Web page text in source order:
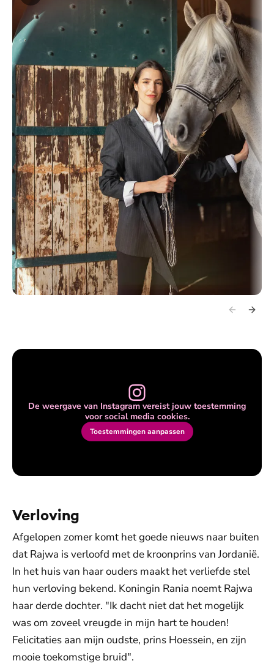
De weergave van Instagram vereist jouw toestemming
voor social media cookies.
Toestemmingen aanpassen
Verloving
Afgelopen zomer komt het goede nieuws naar buiten
dat Rajwa is verloofd met de kroonprins van Jordanië.
In het huis van haar ouders maakt het verliefde stel
hun verloving bekend. Koningin Rania noemt Rajwa
haar derde dochter. "Ik dacht niet dat het mogelijk
was om zoveel vreugde in mijn hart te houden!
Felicitaties aan mijn oudste, prins Hoessein, en zijn
mooie toekomstige bruid".